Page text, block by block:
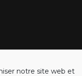
notre site web et